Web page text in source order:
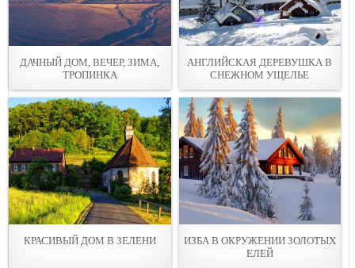
ДАЧНЫЙ ДОМ, ВЕЧЕР, ЗИМА,
ТРОПИНКА
АНГЛИЙСКАЯ ДЕРЕВУШКА В
СНЕЖНОМ УЩЕЛЬЕ
КРАСИВЫЙ ДОМ В ЗЕЛЕНИ
ИЗБА В ОКРУЖЕНИИ ЗОЛОТЫХ
ЕЛЕЙ